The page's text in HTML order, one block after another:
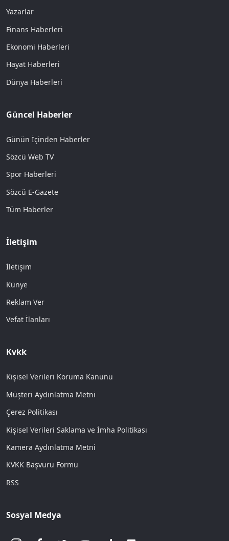
Yazarlar
Finans Haberleri
Ekonomi Haberleri
Hayat Haberleri
Dünya Haberleri
Güncel Haberler
Günün İçinden Haberler
Sözcü Web TV
Spor Haberleri
Sözcü E-Gazete
Tüm Haberler
İletişim
İletişim
Künye
Reklam Ver
Vefat İlanları
Kvkk
Kişisel Verileri Koruma Kanunu
Müşteri Aydınlatma Metni
Çerez Politikası
Kişisel Verileri Saklama ve İmha Politikası
Kamera Aydınlatma Metni
KVKK Başvuru Formu
RSS
Sosyal Medya